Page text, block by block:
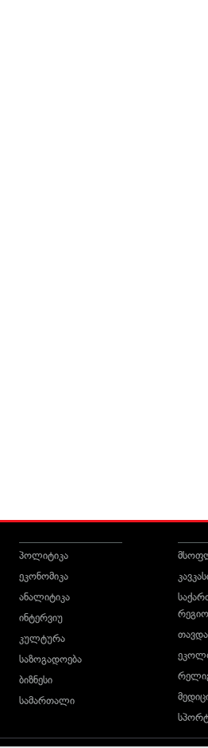
პოლიტიკა
ეკონომიკა
ანალიტიკა
ინტერვიუ
კულტურა
საზოგადოება
ბიზნესი
სამართალი